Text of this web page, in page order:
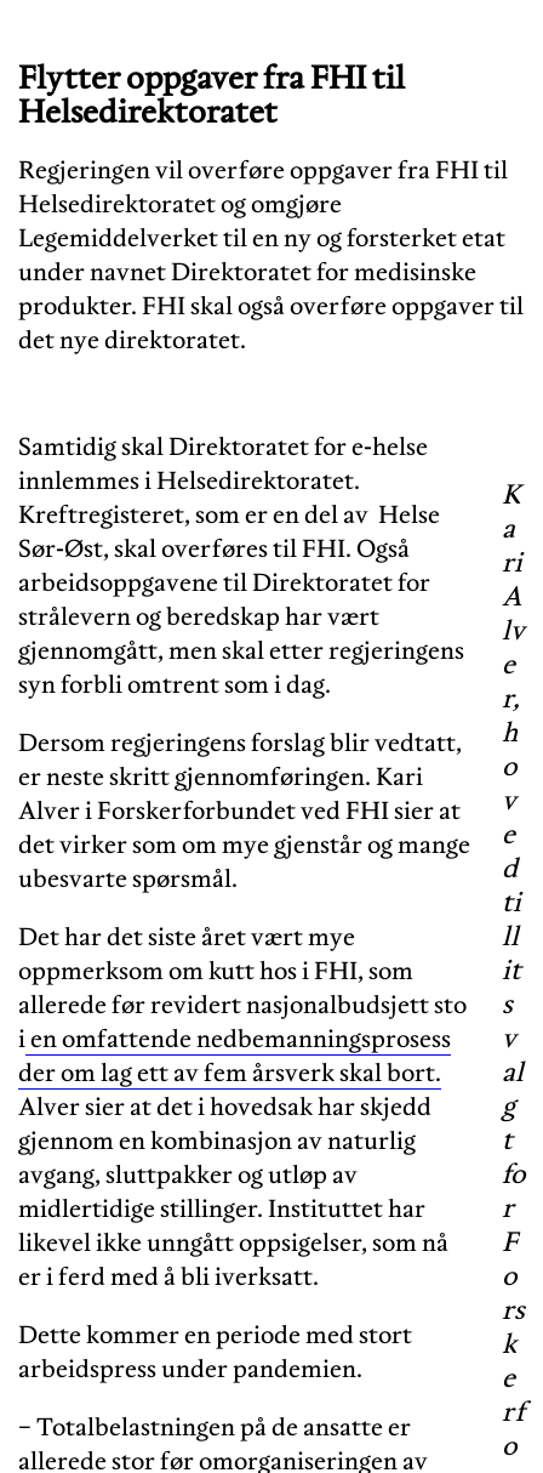
Flytter oppgaver fra FHI til
Helsedirektoratet
Regjeringen vil overføre oppgaver fra FHI til
Helsedirektoratet og omgjøre
Legemiddelverket til en ny og forsterket etat
under navnet Direktoratet for medisinske
produkter. FHI skal også overføre oppgaver til
det nye direktoratet.
K
a
ri
A
lv
e
r,
h
o
v
e
d
ti
ll
it
s
v
al
g
t
fo
r
F
o
rs
k
e
rf
o
Samtidig skal Direktoratet for e-helse
innlemmes i Helsedirektoratet.
Kreftregisteret, som er en del av Helse
Sør-Øst, skal overføres til FHI. Også
arbeidsoppgavene til Direktoratet for
strålevern og beredskap har vært
gjennomgått, men skal etter regjeringens
syn forbli omtrent som i dag.
Dersom regjeringens forslag blir vedtatt,
er neste skritt gjennomføringen. Kari
Alver i Forskerforbundet ved FHI sier at
det virker som om mye gjenstår og mange
ubesvarte spørsmål.
Det har det siste året vært mye
oppmerksom om kutt hos i FHI, som
allerede før revidert nasjonalbudsjett sto
ien omfattende nedbemanningsprosess
der om lag ett av fem årsverk skal bort.
Alver sier at det i hovedsak har skjedd
gjennom en kombinasjon av naturlig
avgang, sluttpakker og utløp av
midlertidige stillinger. Instituttet har
likevel ikke unngått oppsigelser, som nå
er i ferd med å bli iverksatt.
Dette kommer en periode med stort
arbeidspress under pandemien.
− Totalbelastningen på de ansatte er
allerede stor før omorganiseringen av